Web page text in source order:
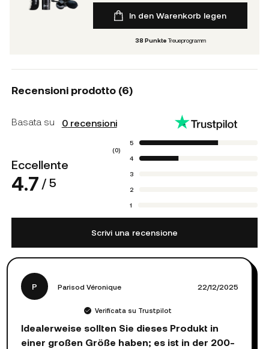
In den Warenkorb legen
38 Punkte Treueprogramm
Recensioni prodotto (6)
Basata su 0recensioni
(0)
Eccellente
4.7 / 5
5
4
3
2
1
Scrivi una recensione
P Parisod Véronique 22/12/2025
Verificata su Trustpilot
Idealerweise sollten Sie dieses Produkt in
einer großen Größe haben; es ist in der 200-